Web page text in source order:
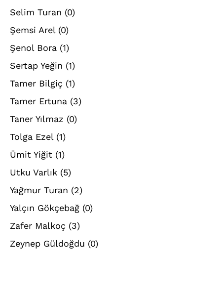
Selim Turan (0)
Şemsi Arel (0)
Şenol Bora (1)
Sertap Yeğin (1)
Tamer Bilgiç (1)
Tamer Ertuna (3)
Taner Yılmaz (0)
Tolga Ezel (1)
Ümit Yiğit (1)
Utku Varlık (5)
Yağmur Turan (2)
Yalçın Gökçebağ (0)
Zafer Malkoç (3)
Zeynep Güldoğdu (0)